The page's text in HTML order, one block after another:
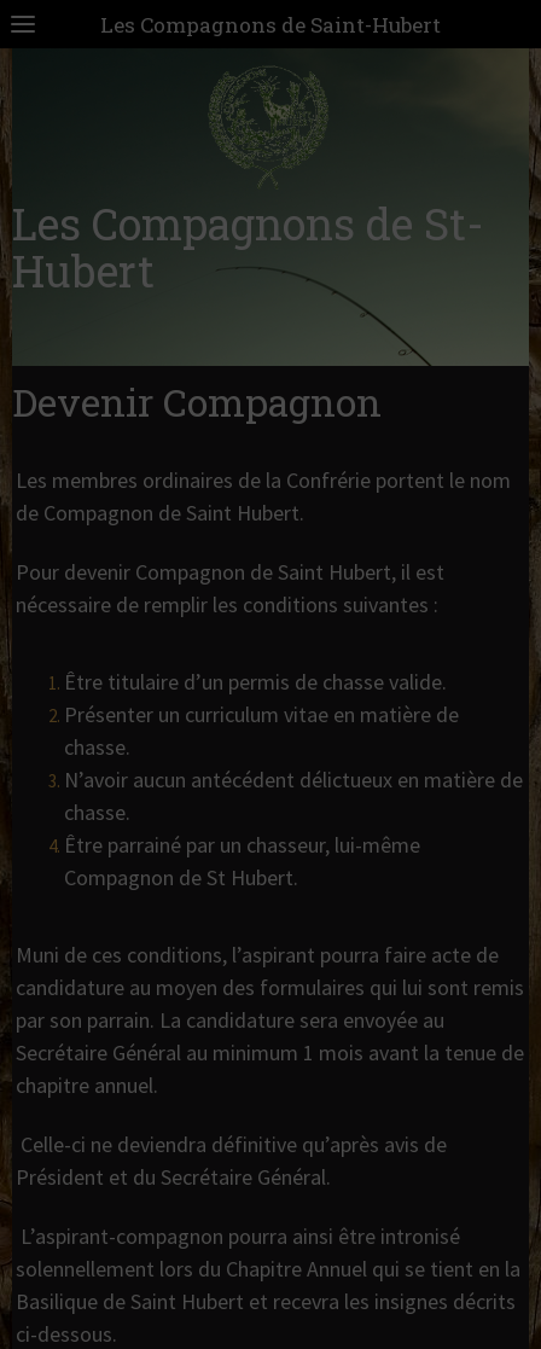
Les Compagnons de Saint-Hubert
Les Compagnons de St-
Hubert
Devenir Compagnon
Les membres ordinaires de la Confrérie portent le nom
de Compagnon de Saint Hubert.
Pour devenir Compagnon de Saint Hubert, il est
nécessaire de remplir les conditions suivantes :
Être titulaire d’un permis de chasse valide.
Présenter un curriculum vitae en matière de
chasse.
N’avoir aucun antécédent délictueux en matière de
chasse.
Être parrainé par un chasseur, lui-même
Compagnon de St Hubert.
Muni de ces conditions, l’aspirant pourra faire acte de
candidature au moyen des formulaires qui lui sont remis
par son parrain. La candidature sera envoyée au
Secrétaire Général au minimum 1 mois avant la tenue de
chapitre annuel.
Celle-ci ne deviendra définitive qu’après avis de
Président et du Secrétaire Général.
L’aspirant-compagnon pourra ainsi être intronisé
solennellement lors du Chapitre Annuel qui se tient en la
Basilique de Saint Hubert et recevra les insignes décrits
ci-dessous.